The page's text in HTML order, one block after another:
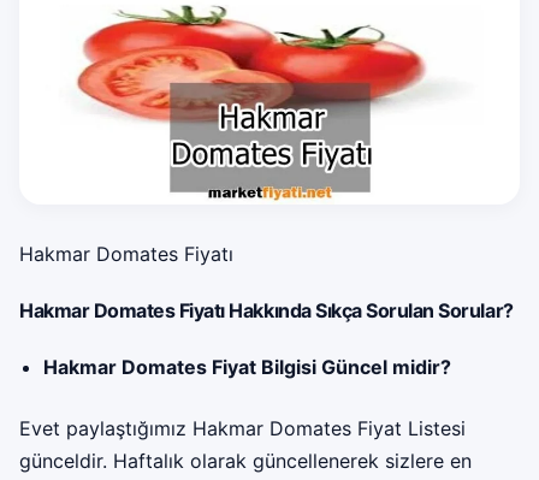
Hakmar Domates Fiyatı
Hakmar Domates Fiyatı Hakkında Sıkça Sorulan Sorular?
Hakmar Domates Fiyat Bilgisi Güncel midir?
Evet paylaştığımız Hakmar Domates Fiyat Listesi
günceldir. Haftalık olarak güncellenerek sizlere en